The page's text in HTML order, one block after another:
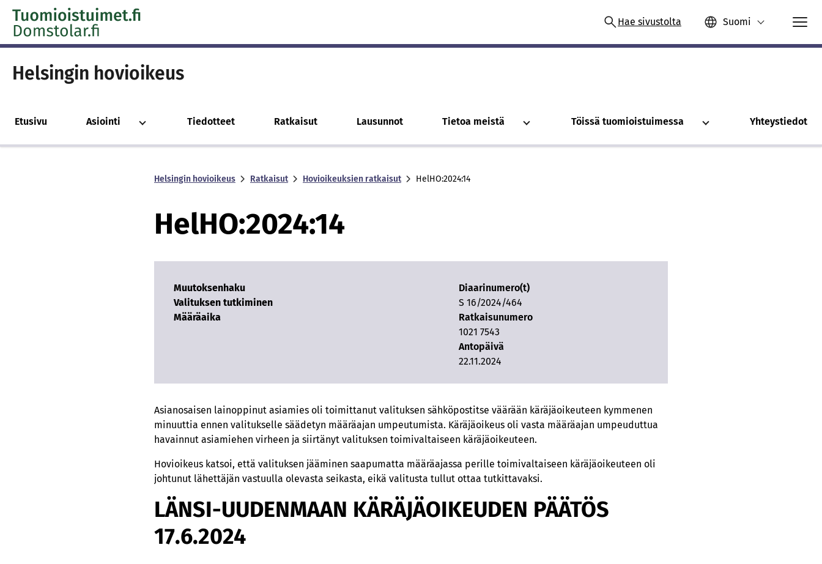
Skip to content -saavutettavuusohje
Hae sivustolta Suomi
Helsingin hovioikeus
Etusivu Asiointi Tiedotteet Ratkaisut Lausunnot Tietoa meistä Töissä tuomioistuimessa Yhteystiedot
Helsingin hovioikeus Ratkaisut Hovioikeuksien ratkaisut Hel­HO:2024:14
Hel­HO:2024:14
Muutoksenhaku
Valituksen tutkiminen
Määräaika
Diaarinumero(t)
S 16/2024/464
Ratkaisunumero
1021 7543
Antopäivä
22.11.2024
Asianosaisen lainoppinut asiamies oli toimittanut valituksen sähköpostitse väärään käräjäoikeuteen kymmenen
minuuttia ennen valitukselle säädetyn määräajan umpeutumista. Käräjäoikeus oli vasta määräajan umpeuduttua
havainnut asiamiehen virheen ja siirtänyt valituksen toimivaltaiseen käräjäoikeuteen.
Hovioikeus katsoi, että valituksen jääminen saapumatta määräajassa perille toimivaltaiseen käräjäoikeuteen oli
johtunut lähettäjän vastuulla olevasta seikasta, eikä valitusta tullut ottaa tutkittavaksi.
LÄNSI-UUDENMAAN KÄRÄJÄOIKEUDEN PÄÄTÖS
17.6.2024